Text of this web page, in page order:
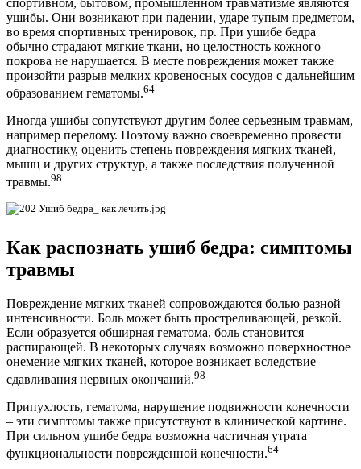
ушибы. Они возникают при падении, ударе тупым предметом,
во время спортивных тренировок, пр. При ушибе бедра
обычно страдают мягкие ткани, но целостность кожного
покрова не нарушается. В месте повреждения может также
произойти разрыв мелких кровеносных сосудов с дальнейшим
образованием гематомы.64
Иногда ушибы сопутствуют другим более серьезным травмам,
например перелому. Поэтому важно своевременно провести
диагностику, оценить степень повреждения мягких тканей,
мышц и других структур, а также последствия полученной
травмы.98
Как распознать ушиб бедра: симптомы
травмы
Повреждение мягких тканей сопровождаются болью разной
интенсивности. Боль может быть простреливающей, резкой.
Если образуется обширная гематома, боль становится
распирающей. В некоторых случаях возможно поверхностное
онемение мягких тканей, которое возникает вследствие
сдавливания нервных окончаний.98
Припухлость, гематома, нарушение подвижности конечности
– эти симптомы также присутствуют в клинической картине.
При сильном ушибе бедра возможна частичная утрата
функциональности поврежденной конечности.64